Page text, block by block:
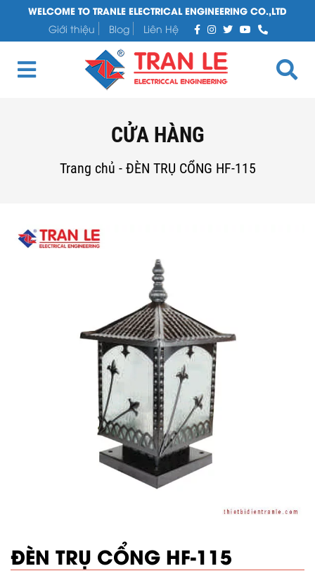
WELCOME TO TRANLE ELECTRICAL ENGINEERING CO.,LTD
Giới thiệu
Blog Liên Hệ
CỬA HÀNG
Trang chủ - ĐÈN TRỤ CỔNG HF-115
ĐÈN TRỤ CỔNG HF-115